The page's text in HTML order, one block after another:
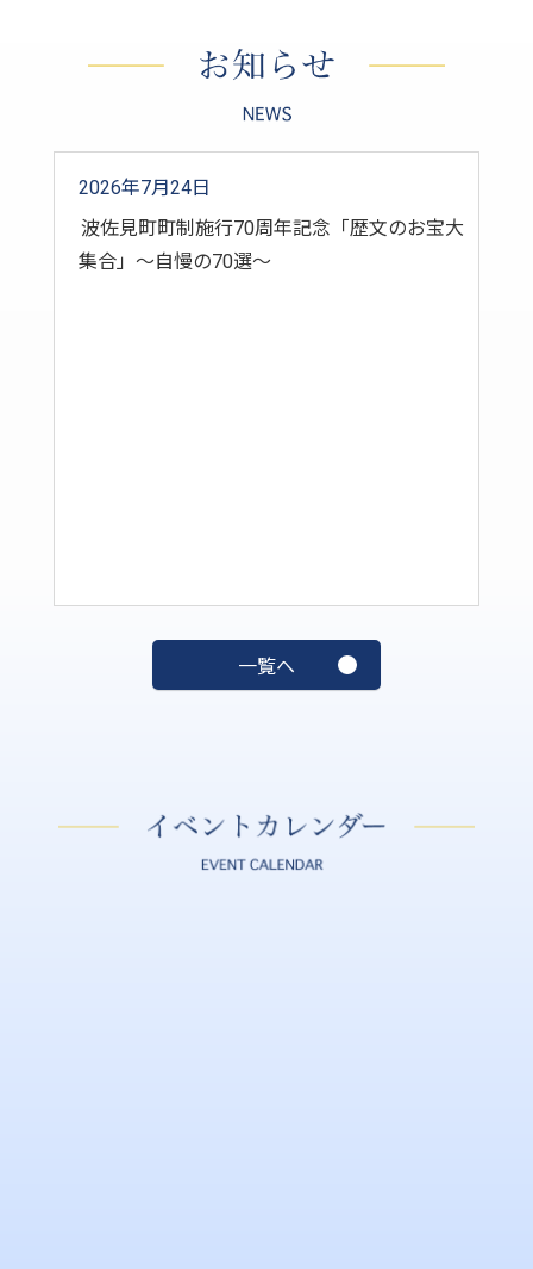
2026年7月24日
波佐見町町制施行70周年記念「歴文のお宝大
集合」～自慢の70選～
一覧へ